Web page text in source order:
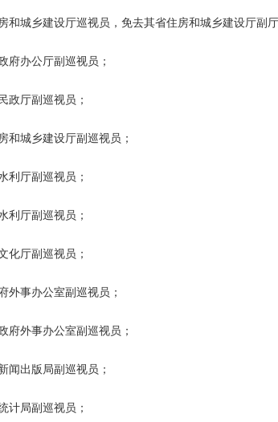
城乡建设厅巡视员，免去其省住房和城乡建设厅副厅
办公厅副巡视员；
厅副巡视员；
城乡建设厅副巡视员；
厅副巡视员；
厅副巡视员；
厅副巡视员；
事办公室副巡视员；
外事办公室副巡视员；
出版局副巡视员；
局副巡视员；